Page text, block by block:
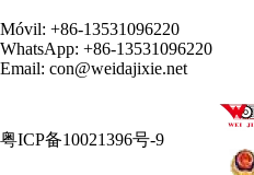
Móvil: +86-13531096220
WhatsApp: +86-13531096220
Email: con@weidajixie.net
粤ICP备10021396号-9